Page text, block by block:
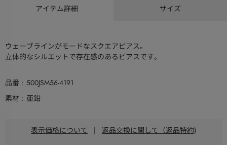
アイテム詳細 サイズ
ウェーブラインがモードなスクエアピアス。
立体的なシルエットで存在感のあるピアスです。
品番
500JSM56-4191
素材
亜鉛
表示価格について | 返品交換に関して（返品特約)